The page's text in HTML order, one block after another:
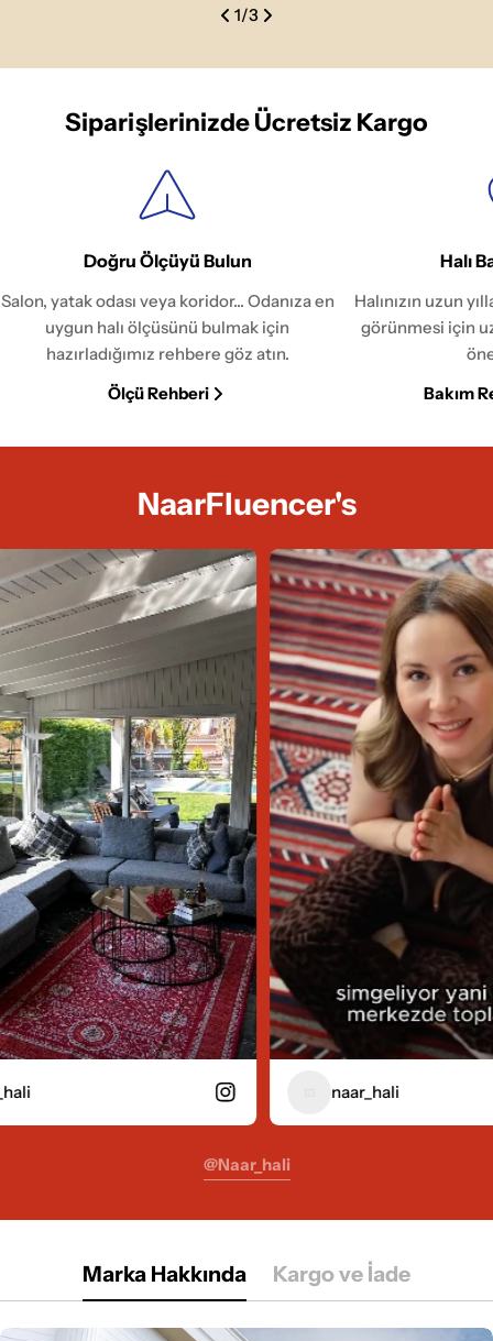
1/3
Siparişlerinizde Ücretsiz Kargo
Doğru Ölçüyü Bulun
Salon, yatak odası veya koridor... Odanıza en
uygun halı ölçüsünü bulmak için
hazırladığımız rehbere göz atın.
Ölçü Rehberi
Halı
Halınızın uzun
görünmesi için
Bakım
NaarFluencer's
naar_hali
@naar_hali
Marka Hakkında Kargo ve İade